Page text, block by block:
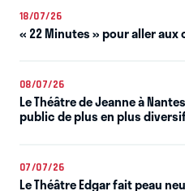
18/07/26
« 22 Minutes » pour aller
08/07/26
Le Théâtre de Jeanne à
public de plus en plus
07/07/26
Le Théâtre Edgar fait peau